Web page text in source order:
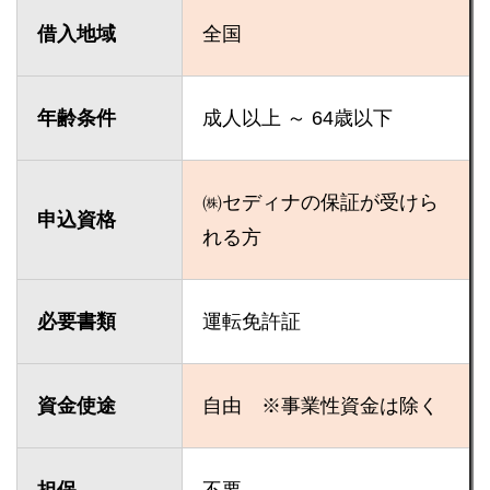
借入地域 全国
年齢条件 成人以上 ～ 64歳以下
申込資格
㈱セディナの保証が受けら
れる方
必要書類 運転免許証
資金使途 自由 ※事業性資金は除く